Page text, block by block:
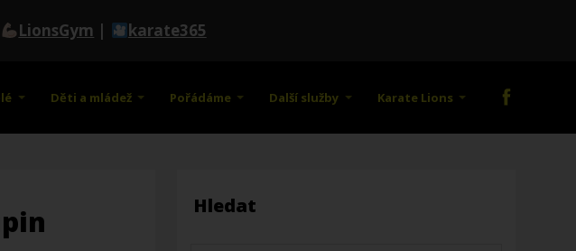
LionsGym | karate365
Děti a mládež Pořádáme Další služby Karate Lions
Hledat